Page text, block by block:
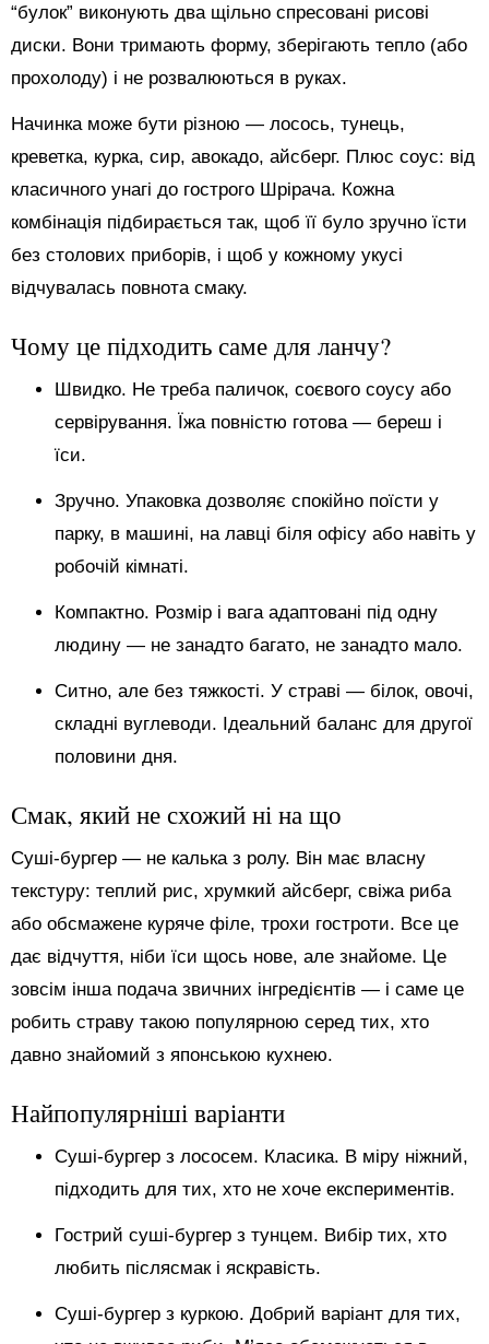
“булок” виконують два щільно спресовані рисові
диски. Вони тримають форму, зберігають тепло (або
прохолоду) і не розвалюються в руках.
Начинка може бути різною — лосось, тунець,
креветка, курка, сир, авокадо, айсберг. Плюс соус: від
класичного унагі до гострого Шрірача. Кожна
комбінація підбирається так, щоб її було зручно їсти
без столових приборів, і щоб у кожному укусі
відчувалась повнота смаку.
Чому це підходить саме для ланчу?
Швидко. Не треба паличок, соєвого соусу або
сервірування. Їжа повністю готова — береш і
їси.
Зручно. Упаковка дозволяє спокійно поїсти у
парку, в машині, на лавці біля офісу або навіть у
робочій кімнаті.
Компактно. Розмір і вага адаптовані під одну
людину — не занадто багато, не занадто мало.
Ситно, але без тяжкості. У страві — білок, овочі,
складні вуглеводи. Ідеальний баланс для другої
половини дня.
Смак, який не схожий ні на що
Суші-бургер — не калька з ролу. Він має власну
текстуру: теплий рис, хрумкий айсберг, свіжа риба
або обсмажене куряче філе, трохи гостроти. Все це
дає відчуття, ніби їси щось нове, але знайоме. Це
зовсім інша подача звичних інгредієнтів — і саме це
робить страву такою популярною серед тих, хто
давно знайомий з японською кухнею.
Найпопулярніші варіанти
Суші-бургер з лососем. Класика. В міру ніжний,
підходить для тих, хто не хоче експериментів.
Гострий суші-бургер з тунцем. Вибір тих, хто
любить післясмак і яскравість.
Суші-бургер з куркою. Добрий варіант для тих,